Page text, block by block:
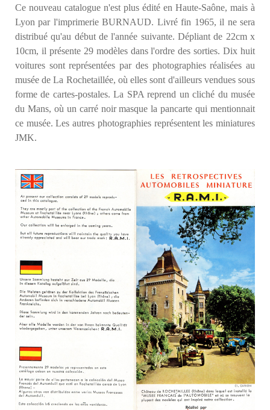
Ce nouveau catalogue n'est plus édité en Haute-Saône, mais à
Lyon par l'imprimerie BURNAUD. Livré fin 1965, il ne sera
distribué qu'au début de l'année suivante. Dépliant de 22cm x
10cm, il présente 29 modèles dans l'ordre des sorties. Dix huit
voitures sont représentées par des photographies réalisées au
musée de La Rochetaillée, où elles sont d'ailleurs vendues sous
forme de cartes-postales. La SPA reprend un cliché du musée
du Mans, où un carré noir masque la pancarte qui mentionnait
ce musée. Les autres photographies représentent les miniatures
JMK.